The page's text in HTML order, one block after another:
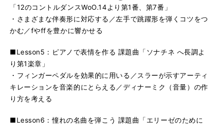
「12のコントルダンスWoO.14より第1番、第7番」
・さまざまな伴奏形に対応する／左手で跳躍形を弾くコツをつ
かむ／fやffを豊かに響かせる
■Lesson5：ピアノで表情を作る 課題曲「ソナチネ へ長調よ
り第1楽章」
・フィンガーペダルを効果的に用いる／スラーが示すアーティ
キレーションを音楽的にとらえる／ディナーミク（音量）の作
り方を考える
■Lesson6：憧れの名曲を弾こう 課題曲「エリーゼのために